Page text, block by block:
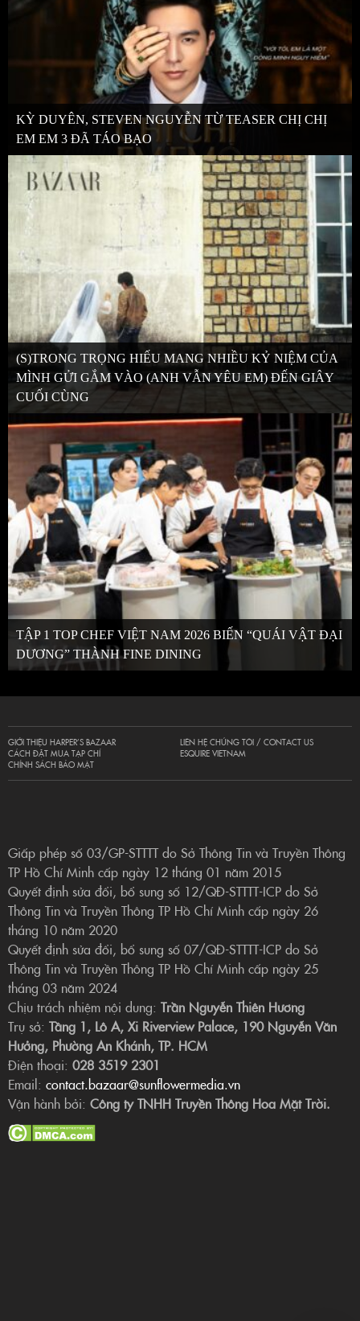
KỲ DUYÊN, STEVEN NGUYỄN TỪ TEASER CHỊ CHỊ
EM EM 3 ĐÃ TÁO BẠO
(S)TRONG TRỌNG HIẾU MANG NHIỀU KỶ NIỆM CỦA
MÌNH GỬI GẮM VÀO (ANH VẪN YÊU EM) ĐẾN GIÂY
CUỐI CÙNG
TẬP 1 TOP CHEF VIỆT NAM 2026 BIẾN “QUÁI VẬT ĐẠI
DƯƠNG” THÀNH FINE DINING
GIỚI THIỆU HARPER’S BAZAAR
CÁCH ĐẶT MUA TẠP CHÍ
CHÍNH SÁCH BẢO MẬT
LIÊN HỆ CHÚNG TÔI / CONTACT US
ESQUIRE VIETNAM
Giấp phép số 03/GP-STTTT do Sở Thông Tin và Truyền Thông
TP Hồ Chí Minh cấp ngày 12 tháng 01 năm 2015
Quyết định sửa đổi, bổ sung số 12/QĐ-STTTT-ICP do Sở
Thông Tin và Truyền Thông TP Hồ Chí Minh cấp ngày 26
tháng 10 năm 2020
Quyết định sửa đổi, bổ sung số 07/QĐ-STTTT-ICP do Sở
Thông Tin và Truyền Thông TP Hồ Chí Minh cấp ngày 25
tháng 03 năm 2024
Chịu trách nhiệm nội dung: Trần Nguyễn Thiên Hương
Trụ sở: Tầng 1, Lô A, Xi Riverview Palace, 190 Nguyễn Văn
Hưởng, Phường An Khánh, TP. HCM
Điện thoại: 028 3519 2301
Email: contact.bazaar@sunflowermedia.vn
Vận hành bởi: Công ty TNHH Truyền Thông Hoa Mặt Trời.